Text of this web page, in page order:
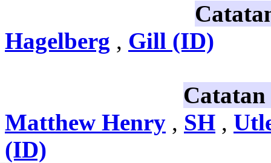
Hagelberg , Gill (ID)
Matthew Henry , SH ,
(ID)